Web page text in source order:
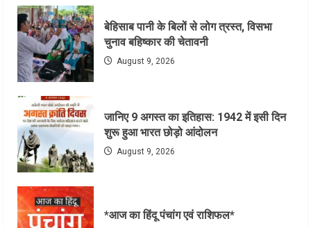
बेहिसाब पानी के बिलों से लोग त्रस्त, विसभा
चुनाव बहिष्कार की चेतावनी
August 9, 2026
जानिए 9 अगस्त का इतिहास: 1942 में इसी दिन
शुरू हुआ भारत छोड़ो आंदोलन
August 9, 2026
*आज का हिंदू पंचांग एवं राशिफल*